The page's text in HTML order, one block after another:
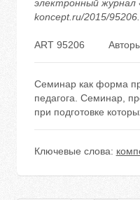
электронный журнал
koncept.ru/2015/
ART 95206
Семинар как форма
педагога. Семинар,
при подготовке
Ключевые слова: